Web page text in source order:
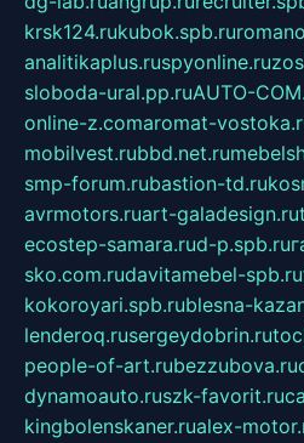
krsk124.rukubok.spb.ru
analitikaplus.ruspyonline.ru
sloboda-ural.pp.ruAUTO-
online-z.comaromat-
mobilvest.rubbd.net.ru
smp-forum.rubastion-td.ru
avrmotors.ruart-galadesign.ru
ecostep-samara.rud-p.spb.ru
sko.com.rudavitamebel-spb.ru
kokoroyari.spb.rublesna-
lenderoq.rusergeydobrin.ru
people-of-art.rubezzubova.ru
dynamoauto.ruszk-favorit.ru
kingbolenskaner.rualex-